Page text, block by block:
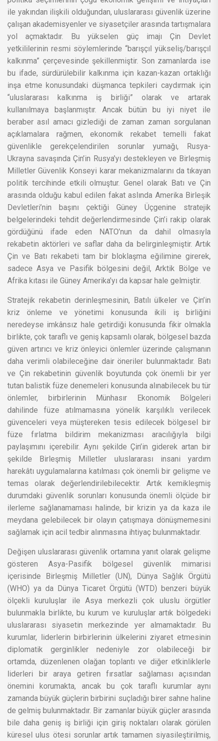
ile yakından ilişkili olduğundan, uluslararası güvenlik üzerine
çalışan akademisyenler ve siyasetçiler arasında tartışmalara
yol açmaktadır. Bu yükselen güç imajı Çin Devlet
yetkililerinin resmi söylemlerinde “barışçıl yükseliş/barışçıl
kalkınma” çerçevesinde şekillenmiştir. Son zamanlarda ise
bu ifade, sürdürülebilir kalkınma için kazan-kazan ortaklığı
inşa etme konusundaki düşmanca tepkileri caydırmak için
“uluslararası kalkınma iş birliği” olarak ve artarak
kullanılmaya başlanmıştır. Ancak bütün bu iyi niyet ile
beraber asıl amacı gizlediği de zaman zaman sorgulanan
açıklamalara rağmen, ekonomik rekabet temelli fakat
güvenlikle gerekçelendirilen sorunlar yumağı, Rusya-
Ukrayna savaşında Çin’in Rusya’yı destekleyen ve Birleşmiş
Milletler Güvenlik Konseyi karar mekanizmalarını da tıkayan
politik tercihinde etkili olmuştur. Genel olarak Batı ve Çin
arasında olduğu kabul edilen fakat aslında Amerika Birleşik
Devletleri’nin başını çektiği Güney Üçgenine stratejik
belgelerindeki tehdit değerlendirmesinde Çin’i rakip olarak
gördüğünü ifade eden NATO’nun da dahil olmasıyla
rekabetin aktörleri ve saflar daha da belirginleşmiştir. Artık
Çin ve Batı rekabeti tam bir bloklaşma eğilimine girerek,
sadece Asya ve Pasifik bölgesini değil, Arktik Bölge ve
Afrika kıtası ile Güney Amerika’yı da kapsar hale gelmiştir.
Stratejik rekabetin derinleşmesinin, Batılı ülkeler ve Çin’in
kriz önleme ve yönetimi konusunda ikili iş birliğini
neredeyse imkânsız hale getirdiği konusunda fikir olmakla
birlikte, çok taraflı ve geniş kapsamlı olarak, bölgesel bazda
güven artırıcı ve kriz önleyici önlemler üzerinde çalışmanın
daha verimli olabileceğine dair öneriler bulunmaktadır. Batı
ve Çin rekabetinin güvenlik boyutunda çok önemli bir yer
tutan balistik füze denemeleri konusunda alınabilecek bu tür
önlemler, birbirlerinin Münhasır Ekonomik Bölgeleri
dahilinde füze atılmamasına yönelik karşılıklı verilecek
güvenceleri veya müştereken tesis edilecek bölgesel bir
füze fırlatma bildirim mekanizması aracılığıyla bilgi
paylaşımını içerebilir. Aynı şekilde Çin’in giderek artan bir
şekilde Birleşmiş Milletler uluslararası insani yardım
harekâtı uygulamalarına katılması çok önemli bir gelişme ve
temas olarak değerlendirilebilecektir. Artık kemikleşmiş
durumdaki güvenlik sorunları konusunda önemli ölçüde bir
ilerleme sağlanamaması halinde, bir krizin ya da kaza ile
meydana gelebilecek bir olayın çatışmaya dönüşmemesini
sağlamak için acil tedbir alınmasına ihtiyaç bulunmaktadır.
Değişen uluslararası güvenlik ortamına yanıt olarak gelişme
gösteren Asya-Pasifik bölgesel güvenlik mimarisi
içerisinde Birleşmiş Milletler (UN), Dünya Sağlık Örgütü
(WHO) ya da Dünya Ticaret Örgütü (WTD) benzeri büyük
ölçekli kuruluşlar ile Asya merkezli çok uluslu örgütler
bulunmakla birlikte, bu kurum ve kuruluşlar artık bölgedeki
uluslararası siyasetin merkezinde yer almamaktadır. Bu
kurumlar, liderlerin birbirlerinin ülkelerini ziyaret etmesinin
diplomatik gerginlikler nedeniyle zor olabileceği bir
ortamda, düzenlenen olağan toplantı ve diğer etkinliklerle
liderleri bir araya getiren fırsatlar sağlaması açısından
önemini korumakta, ancak bu çok taraflı kurumlar aynı
zamanda büyük güçlerin birbirini suçladığı birer sahne haline
de gelmiş bulunmaktadır. Bir zamanlar büyük güçler arasında
bile daha geniş iş birliği için giriş noktaları olarak görülen
küresel ulus ötesi sorunlar artık tamamen siyasileştirilmiş,